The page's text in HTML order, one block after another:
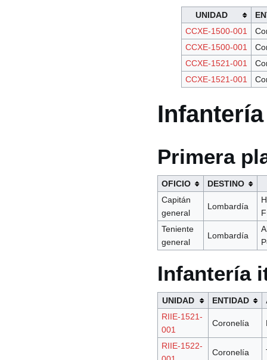
UNIDAD
CCXE-1500-001
CCXE-1500-001
CCXE-1521-001
CCXE-1521-001
Infantería
Primera
OFICIO
DESTINO
Capitán
general
Lombardía
Teniente
general
Lombardía
Infantería
UNIDAD ENTIDAD
RIIE-1521-
001
Coronelía
RIIE-1522-
Coronelía